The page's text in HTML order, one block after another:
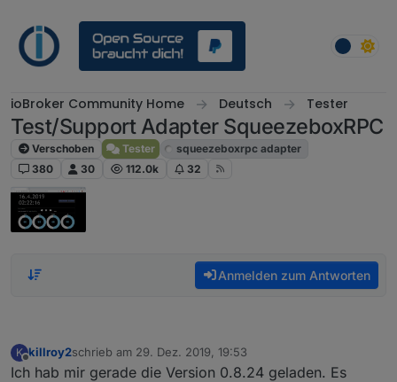
ioBroker Community Home Deutsch Tester
Test/Support Adapter SqueezeboxRPC
Verschoben Tester
squeezeboxrpc adapter
380
30 112.0k 32
Anmelden zum Antworten
K
Offline
killroy2schrieb am 29. Dez. 2019, 19:53
zuletzt editiert von
Ich hab mir gerade die Version 0.8.24 geladen. Es